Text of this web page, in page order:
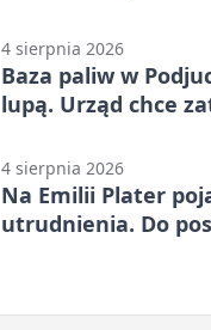
4 sierpnia 2026
Baza paliw w
lupą. Urząd chce
4 sierpnia 2026
Na Emilii Plater
utrudnienia. Do